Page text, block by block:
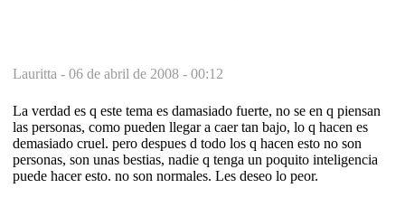
Lauritta - 06 de abril de 2008 - 00:12
La verdad es q este tema es damasiado fuerte, no se en q piensan
las personas, como pueden llegar a caer tan bajo, lo q hacen es
demasiado cruel. pero despues d todo los q hacen esto no son
personas, son unas bestias, nadie q tenga un poquito inteligencia
puede hacer esto. no son normales. Les deseo lo peor.